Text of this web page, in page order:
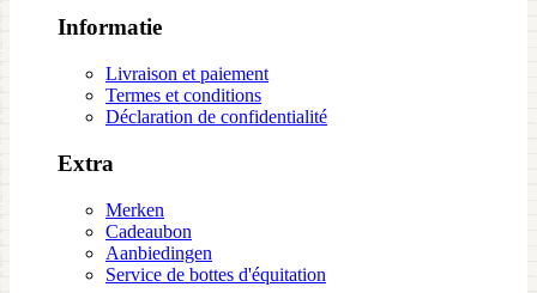
Informatie
Livraison et paiement
Termes et conditions
Déclaration de confidentialité
Extra
Merken
Cadeaubon
Aanbiedingen
Service de bottes d'équitation